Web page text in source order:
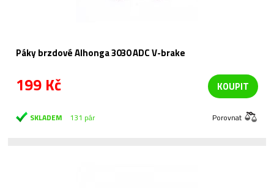
Páky brzdové Alhonga 3030 ADC V-brake
199 Kč KOUPIT
SKLADEM 131 pár Porovnat